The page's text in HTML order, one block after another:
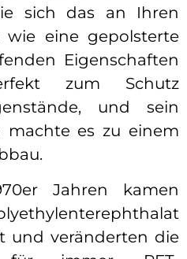
sich das an Ihren
eine gepolsterte
Eigenschaften
zum Schutz
und sein
machte es zu einem
Jahren kamen
und veränderten die